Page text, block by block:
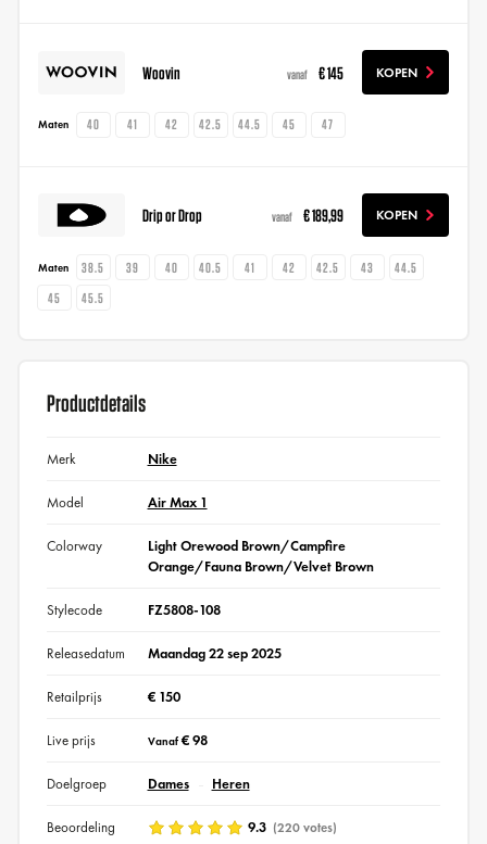
Woovin vanaf € 145 KOPEN
Maten 40 41 42 42.5 44.5 45 47
Drip or Drop vanaf € 189,99 KOPEN
Maten 38.5 39 40 40.5 41 42 42.5 43
44.5
45
45.5
Productdetails
Merk Nike
Model Air Max 1
Colorway
Light Orewood Brown/Campfire
Orange/Fauna Brown/Velvet Brown
Stylecode FZ5808-108
Releasedatum Maandag 22 sep 2025
Retailprijs € 150
Live prijs Vanaf€ 98
Doelgroep Dames Heren
Beoordeling 9.3 (220 votes)